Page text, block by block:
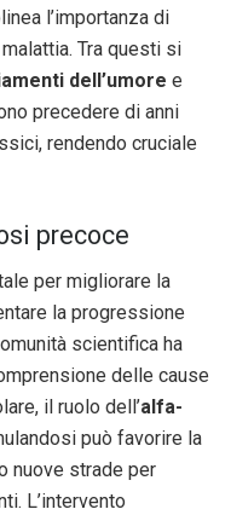
l’importanza di
Tra questi si
dell’umore e
precedere di anni
rendendo cruciale
precoce
per migliorare la
la progressione
scientifica ha
delle cause
il ruolo dell’alfa-
può favorire la
nuove strade per
L’intervento